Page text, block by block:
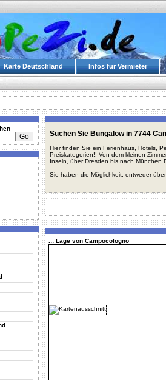
Karte Deutschland Infos für Vermieter
Suchen Sie Bungalow in 7744
Hier finden Sie ein Ferienhaus, Hotels,
Preiskategorien!! Von dem kleinen
Inseln, über Dresden bis nach
Sie haben die Möglichkeit, entweder
.:: Lage von Campocologno